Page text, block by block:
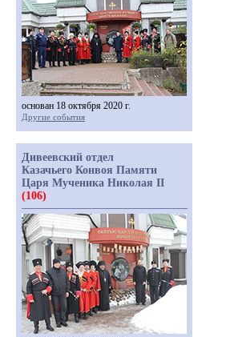
основан 18 октября 2020 г.
Другие события
Дивеевский отдел
Казачьего Конвоя Памяти
Царя Мученика Николая II
(106)